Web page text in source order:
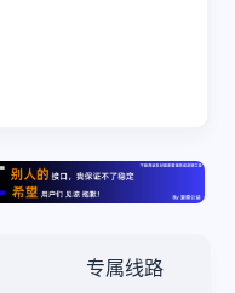
专属线路